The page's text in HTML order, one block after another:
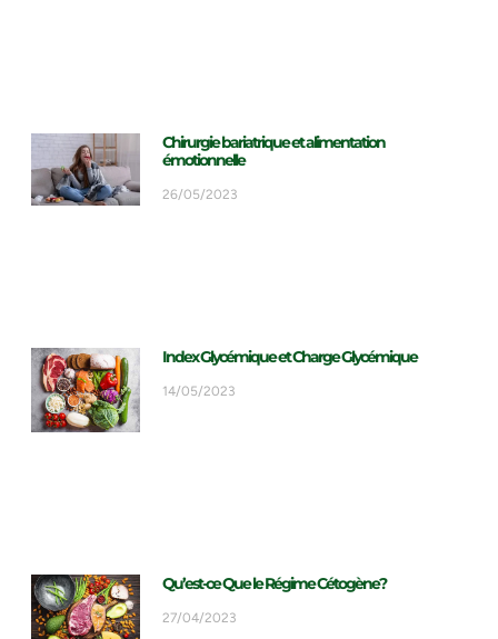
Chirurgie bariatrique et alimentation
émotionnelle
26/05/2023
Index Glycémique et Charge Glycémique
14/05/2023
Qu’est-ce Que le Régime Cétogène?
27/04/2023